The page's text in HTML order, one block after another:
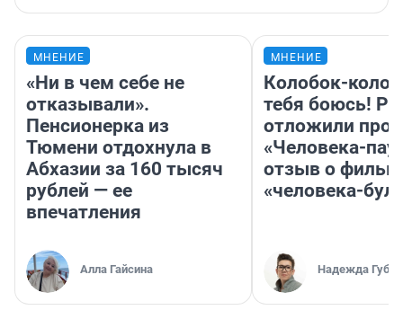
МНЕНИЕ
«Ни в чем себе не
отказывали».
Пенсионерка из
Тюмени отдохнула в
Абхазии за 160 тысяч
рублей — ее
впечатления
Алла Гайсина
МНЕНИЕ
Колобок-
тебя боюсь!
отложили
«Человека-
отзыв о
«человека-
Надежда